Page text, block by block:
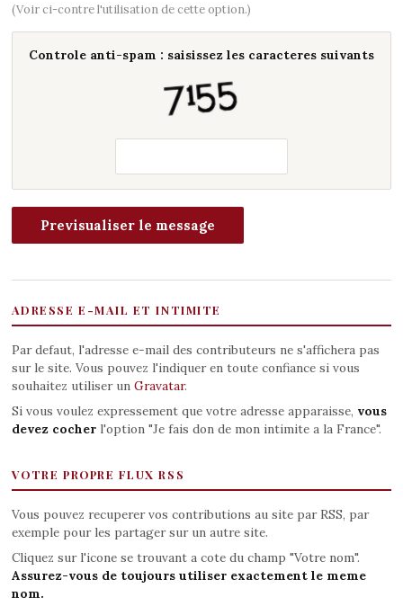
(Voir ci-contre l'utilisation de cette option.)
Controle anti-spam : saisissez les caracteres suivants
ADRESSE E-MAIL ET INTIMITE
Par defaut, l'adresse e-mail des contributeurs ne s'affichera pas
sur le site. Vous pouvez l'indiquer en toute confiance si vous
souhaitez utiliser un Gravatar.
Si vous voulez expressement que votre adresse apparaisse, vous
devez cocherl'option "Je fais don de mon intimite a la France".
VOTRE PROPRE FLUX RSS
Vous pouvez recuperer vos contributions au site par RSS, par
exemple pour les partager sur un autre site.
Cliquez sur l'icone se trouvant a cote du champ "Votre nom".
Assurez-vous de toujours utiliser exactement le meme
nom.